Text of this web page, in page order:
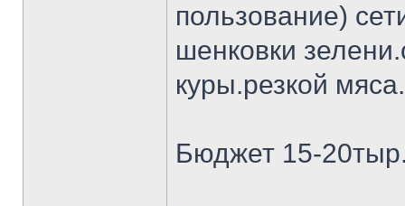
пользование)
шенковки
куры.резкой
Бюджет 15-